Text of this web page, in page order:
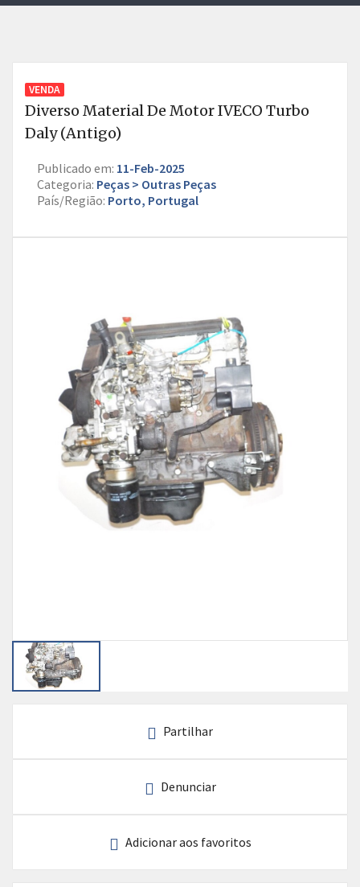
VENDA
Diverso Material De Motor IVECO Turbo
Daly (antigo)
Publicado em: 11-Feb-2025
Categoria: Peças > Outras Peças
País/Região: Porto, Portugal
Partilhar
Denunciar
Adicionar aos favoritos